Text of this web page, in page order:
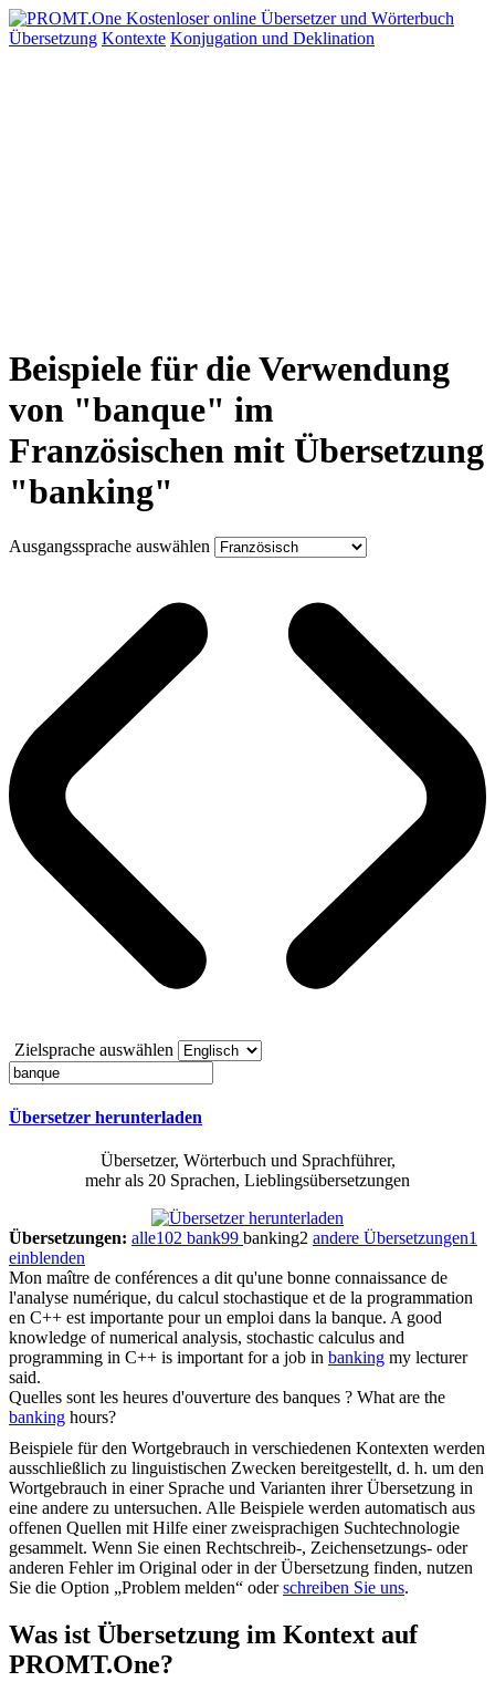
Übersetzung Kontexte Konjugation und Deklination
Beispiele für die Verwendung
von "banque" im
Französischen mit Übersetzung
"banking"
Ausgangssprache auswählen
Zielsprache auswählen
Übersetzer herunterladen
Übersetzer, Wörterbuch und Sprachführer,
mehr als 20 Sprachen, Lieblingsübersetzungen
Übersetzungen: alle102 bank99 banking2 andere Übersetzungen1
einblenden
Mon maître de conférences a dit qu'une bonne connaissance de
l'analyse numérique, du calcul stochastique et de la programmation
en C++ est importante pour un emploi dans la banque. A good
knowledge of numerical analysis, stochastic calculus and
programming in C++ is important for a job in banking my lecturer
said.
Quelles sont les heures d'ouverture des banques ? What are the
banking hours?
Beispiele für den Wortgebrauch in verschiedenen Kontexten werden
ausschließlich zu linguistischen Zwecken bereitgestellt, d. h. um den
Wortgebrauch in einer Sprache und Varianten ihrer Übersetzung in
eine andere zu untersuchen. Alle Beispiele werden automatisch aus
offenen Quellen mit Hilfe einer zweisprachigen Suchtechnologie
gesammelt. Wenn Sie einen Rechtschreib-, Zeichensetzungs- oder
anderen Fehler im Original oder in der Übersetzung finden, nutzen
Sie die Option „Problem melden“ oderschreiben Sie uns.
Was ist Übersetzung im Kontext auf
PROMT.One?